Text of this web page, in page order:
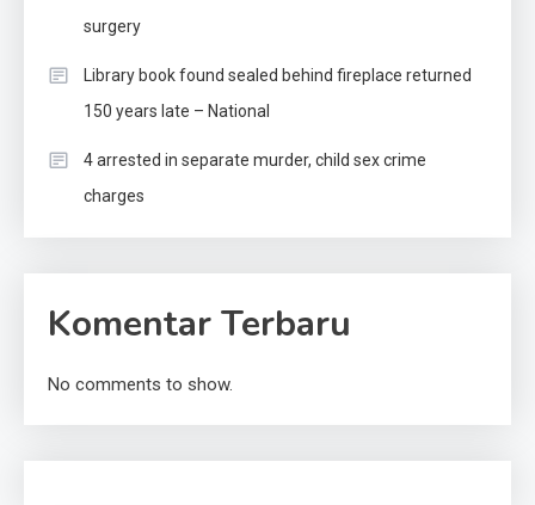
surgery
Library book found sealed behind fireplace returned
150 years late – National
4 arrested in separate murder, child sex crime
charges
Komentar Terbaru
No comments to show.